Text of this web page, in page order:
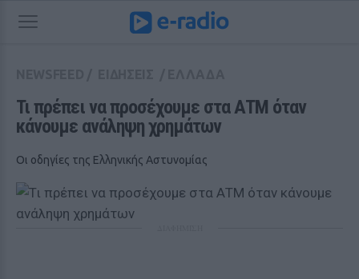
Τι πρέπει να προσέχουμε στα ΑΤΜ όταν
κάνουμε ανάληψη χρημάτων
Οι οδηγίες της Ελληνικής Αστυνομίας